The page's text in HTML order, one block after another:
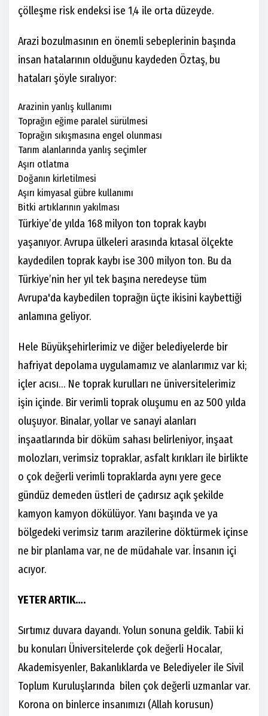
çölleşme risk endeksi ise 1,4 ile orta düzeyde.
Arazi bozulmasının en önemli sebeplerinin başında
insan hatalarının olduğunu kaydeden Öztaş, bu
hataları şöyle sıralıyor:
Arazinin yanlış kullanımı
Toprağın eğime paralel sürülmesi
Toprağın sıkışmasına engel olunması
Tarım alanlarında yanlış seçimler
Aşırı otlatma
Doğanın kirletilmesi
Aşırı kimyasal gübre kullanımı
Bitki artıklarının yakılması
Türkiye’de yılda 168 milyon ton toprak kaybı
yaşanıyor. Avrupa ülkeleri arasında kıtasal ölçekte
kaydedilen toprak kaybı ise 300 milyon ton. Bu da
Türkiye’nin her yıl tek başına neredeyse tüm
Avrupa'da kaybedilen toprağın üçte ikisini kaybettiği
anlamına geliyor.
Hele Büyükşehirlerimiz ve diğer belediyelerde bir
hafriyat depolama uygulamamız ve alanlarımız var ki;
içler acısı… Ne toprak kurulları ne üniversitelerimiz
işin içinde. Bir verimli toprak oluşumu en az 500 yılda
oluşuyor. Binalar, yollar ve sanayi alanları
inşaatlarında bir döküm sahası belirleniyor, inşaat
molozları, verimsiz topraklar, asfalt kırıkları ile birlikte
o çok değerli verimli topraklarda aynı yere gece
gündüz demeden üstleri de çadırsız açık şekilde
kamyon kamyon dökülüyor. Yanı başında ve ya
bölgedeki verimsiz tarım arazilerine döktürmek içinse
ne bir planlama var, ne de müdahale var. İnsanın içi
acıyor.
YETER ARTIK….
Sırtımız duvara dayandı. Yolun sonuna geldik. Tabii ki
bu konuları Üniversitelerde çok değerli Hocalar,
Akademisyenler, Bakanlıklarda ve Belediyeler ile Sivil
Toplum Kuruluşlarında bilen çok değerli uzmanlar var.
Korona on binlerce insanımızı (Allah korusun)